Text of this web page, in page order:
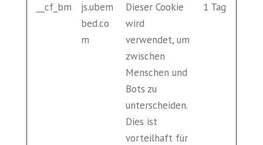
__cf_bm
js.ubem
bed.co
m
Dieser Cookie
wird
verwendet, um
zwischen
Menschen und
Bots zu
unterscheiden.
Dies ist
vorteilhaft für
1 Tag